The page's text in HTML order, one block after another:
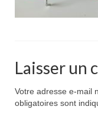
Laisser un
Votre adresse e-mail
obligatoires sont